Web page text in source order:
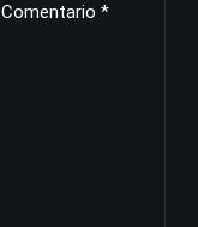
Comentario *